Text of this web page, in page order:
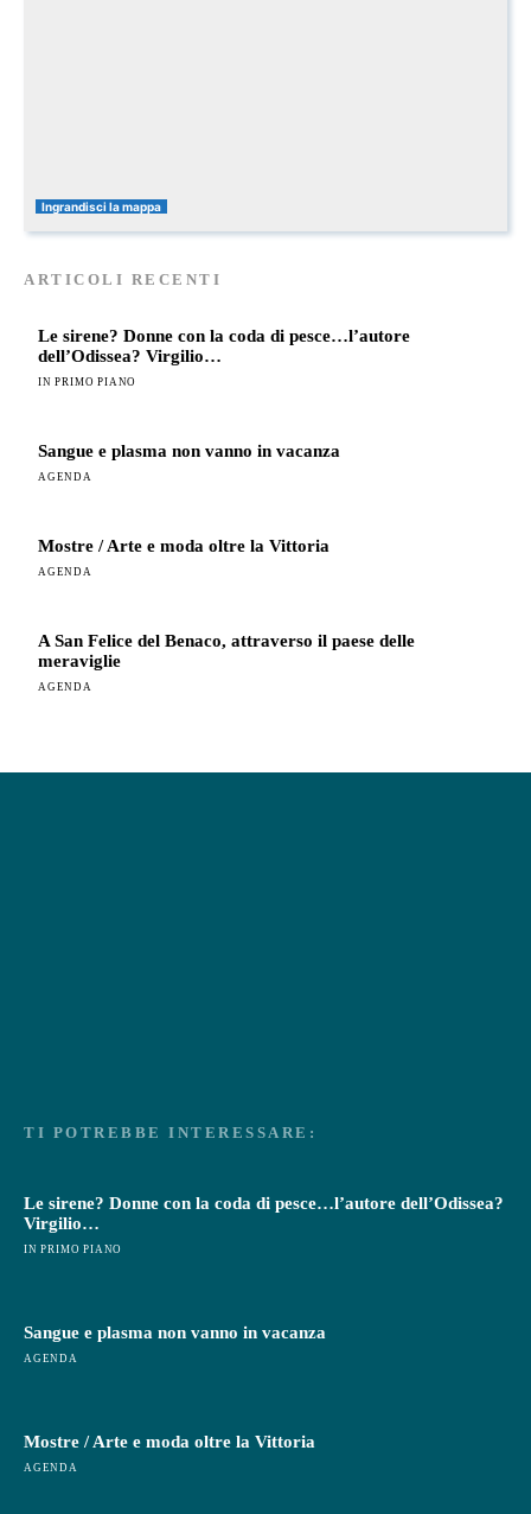
Ingrandisci la mappa
ARTICOLI RECENTI
Le sirene? Donne con la coda di pesce…l’autore
dell’Odissea? Virgilio…
IN PRIMO PIANO
Sangue e plasma non vanno in vacanza
AGENDA
Mostre / Arte e moda oltre la Vittoria
AGENDA
A San Felice del Benaco, attraverso il paese delle
meraviglie
AGENDA
TI POTREBBE INTERESSARE:
Le sirene? Donne con la coda di pesce…l’autore dell’Odissea?
Virgilio…
IN PRIMO PIANO
Sangue e plasma non vanno in vacanza
AGENDA
Mostre / Arte e moda oltre la Vittoria
AGENDA